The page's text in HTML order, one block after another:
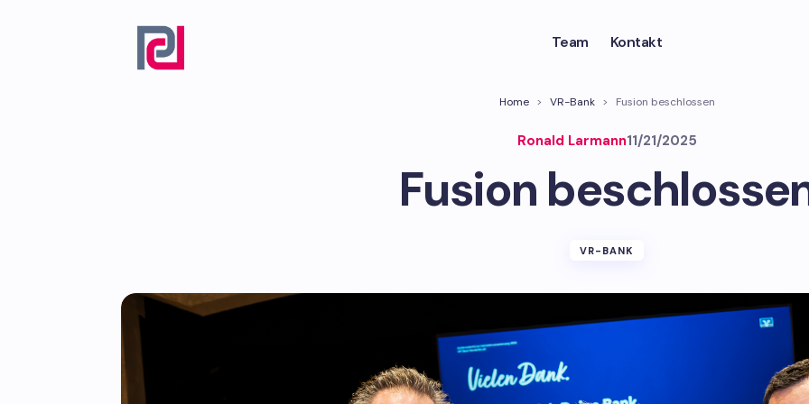
Team Kontakt
Home > VR-Bank > Fusion beschlossen
Ronald Larmann11/21/2025
Fusion
VR-BANK